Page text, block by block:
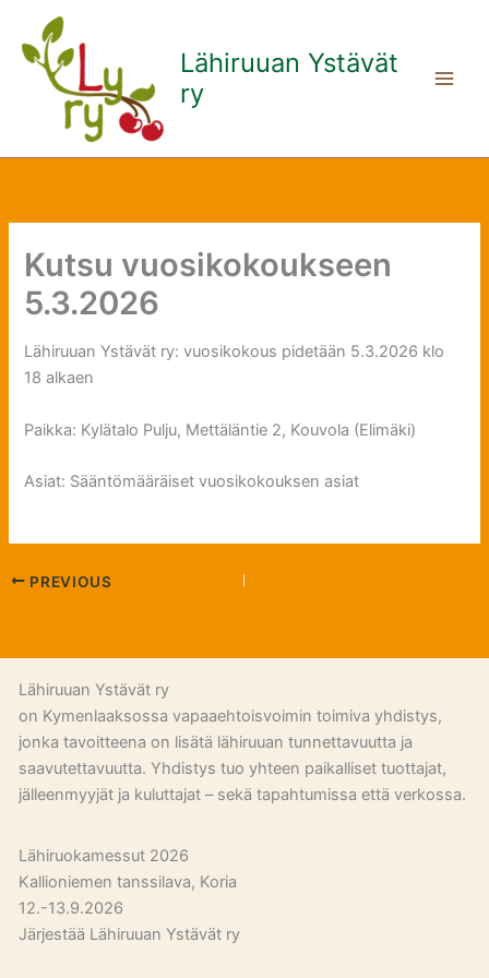
sisältöön
Lähiruuan Ystävät
ry
Kutsu vuosikokoukseen
5.3.2026
Lähiruuan Ystävät ry: vuosikokous pidetään 5.3.2026 klo
18 alkaen
Paikka: Kylätalo Pulju, Mettäläntie 2, Kouvola (Elimäki)
Asiat: Sääntömääräiset vuosikokouksen asiat
PREVIOUS
Lähiruuan Ystävät ry
on Kymenlaaksossa vapaaehtoisvoimin toimiva yhdistys,
jonka tavoitteena on lisätä lähiruuan tunnettavuutta ja
saavutettavuutta. Yhdistys tuo yhteen paikalliset tuottajat,
jälleenmyyjät ja kuluttajat – sekä tapahtumissa että verkossa.
Lähiruokamessut 2026
Kallioniemen tanssilava, Koria
12.-13.9.2026
Järjestää Lähiruuan Ystävät ry